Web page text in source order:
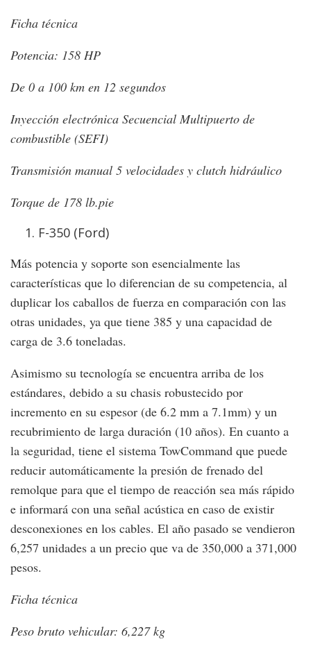
Ficha técnica
Potencia: 158 HP
De 0 a 100 km en 12 segundos
Inyección electrónica Secuencial Multipuerto de
combustible (SEFI)
Transmisión manual 5 velocidades y clutch hidráulico
Torque de 178 lb.pie
F-350 (Ford)
Más potencia y soporte son esencialmente las
características que lo diferencian de su competencia, al
duplicar los caballos de fuerza en comparación con las
otras unidades, ya que tiene 385 y una capacidad de
carga de 3.6 toneladas.
Asimismo su tecnología se encuentra arriba de los
estándares, debido a su chasis robustecido por
incremento en su espesor (de 6.2 mm a 7.1mm) y un
recubrimiento de larga duración (10 años). En cuanto a
la seguridad, tiene el sistema TowCommand que puede
reducir automáticamente la presión de frenado del
remolque para que el tiempo de reacción sea más rápido
e informará con una señal acústica en caso de existir
desconexiones en los cables. El año pasado se vendieron
6,257 unidades a un precio que va de 350,000 a 371,000
pesos.
Ficha técnica
Peso bruto vehicular: 6,227 kg